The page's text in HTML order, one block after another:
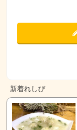
新着れしぴ